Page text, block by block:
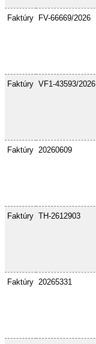
Faktúry FV-66669/2026
Faktúry VF1-43593/2026
Faktúry 20260609
Faktúry TH-2612903
Faktúry 20265331